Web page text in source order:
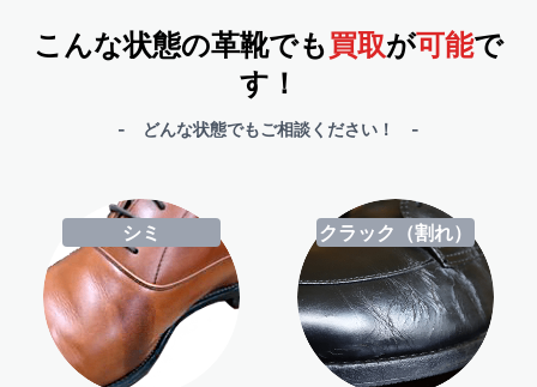
こんな状態の革靴でも買取が可能で
す！
- どんな状態でもご相談ください！ -
シミ クラック（割れ）